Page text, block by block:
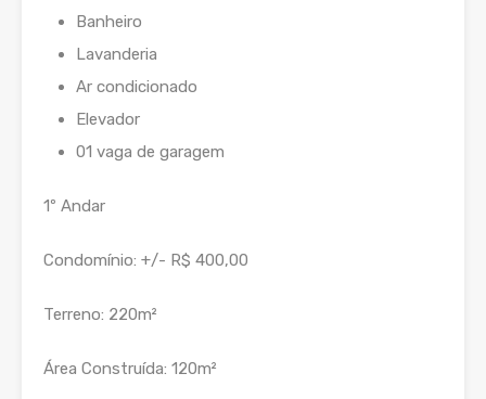
Banheiro
Lavanderia
Ar condicionado
Elevador
01 vaga de garagem
1º Andar
Condomínio: +/- R$ 400,00
Terreno: 220m²
Área Construída: 120m²